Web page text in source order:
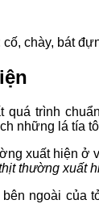
chày, bát
quá trình
những lá tía
xuất
ngoài của